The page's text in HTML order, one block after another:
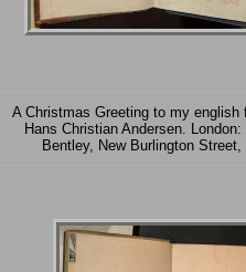
A Christmas Greeting to my english
Hans Christian Andersen. London:
Bentley, New Burlington Street,